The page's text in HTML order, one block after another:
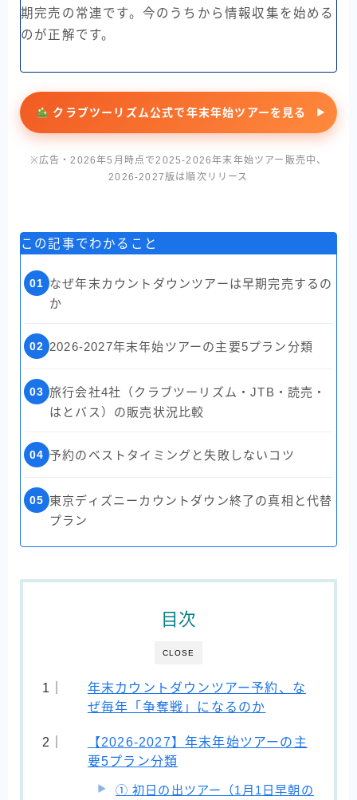
期完売の常連です。今のうちから情報収集を始める
のが正解です。
クラブツーリズム公式で年末年始ツアーを見る
※広告・2026年5月時点で2025-2026年末年始ツアー販売中、
2026-2027版は順次リリース
この記事でわかること
01 なぜ年末カウントダウンツアーは早期完売するの
か
02 2026-2027年末年始ツアーの主要5プラン分類
03 旅行会社4社（クラブツーリズム・JTB・読売・
はとバス）の販売状況比較
04 予約のベストタイミングと失敗しないコツ
05 東京ディズニーカウントダウン終了の真相と代替
プラン
CLOSE
目次
年末カウントダウンツアー予約、な
ぜ毎年「争奪戦」になるのか
【2026-2027】年末年始ツアーの主
要5プラン分類
① 初日の出ツアー（1月1日早朝の